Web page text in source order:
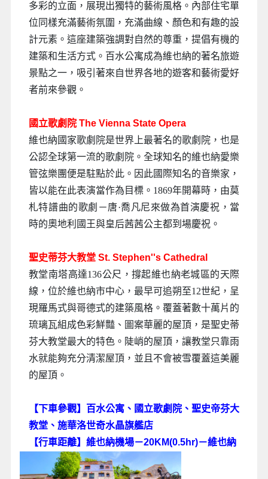
多彩的立面，展現出獨特的藝術風格。內部住宅單
位同樣充滿藝術氛圍，充滿曲線、顏色和有趣的設
計元素。這座建築強調對自然的尊重，提倡有機的
建築和生活方式。百水公寓成為維也納的著名旅遊
景點之一，吸引著來自世界各地的遊客和藝術愛好
者前來參觀。
國立歌劇院 The Vienna State Opera
維也納國家歌劇院是世界上最著名的歌劇院，也是
公認全球第一流的歌劇院。全球知名的維也納愛樂
管弦樂團便是駐點於此。因此國際知名的音樂家，
皆以能在此表演當作為目標。1869年開幕時，由莫
札特譜曲的歌劇－唐·喬凡尼來做為首演慶祝，當
時的奧地利國王與皇后茜茜公主都到場慶祝。
聖史蒂芬大教堂 St. Stephen''s Cathedral
教堂南塔高達136公尺，撐起維也納老城區的天際
線，位於維也納市中心，最早可追朔至12世紀，呈
現羅馬式與哥德式的建築風格。覆蓋著數十萬片的
琉璃瓦組成色彩鮮豔、圖案華麗的屋頂，是聖史蒂
芬大教堂最大的特色。陡峭的屋頂，讓教堂只靠雨
水就能夠充分清潔屋頂，並且不會被雪覆蓋這美麗
的屋頂。
【下車參觀】百水公寓、國立歌劇院、聖史帝芬大
教堂、施華洛世奇水晶旗艦店
【行車距離】維也納機場－20KM(0.5hr)－維也納